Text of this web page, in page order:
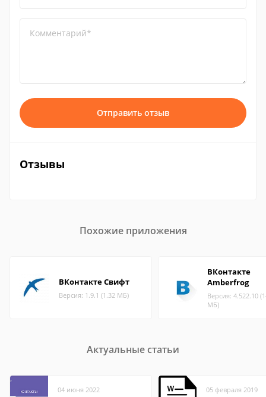
Комментарий*
Отправить отзыв
Отзывы
Похожие приложения
ВКонтакте Свифт
Версия: 1.9.1 (1.32 МБ)
ВКонтакте
Amberfrog
Версия: 4.522.10
МБ)
Актуальные статьи
04 июня 2022 05 февраля 2019